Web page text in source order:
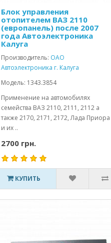
Блок управления
отопителем ВАЗ 2110
(европанель) после 2007
года Автоэлектроника
Калуга
Производитель: ОАО
Автоэлектроника г. Калуга
Модель: 1343.3854
Применение на автомобилях
семейства ВАЗ 2110, 2111, 2112 а
также 2170, 2171, 2172, Лада Приора
и их ..
2700 грн.
КУПИТЬ